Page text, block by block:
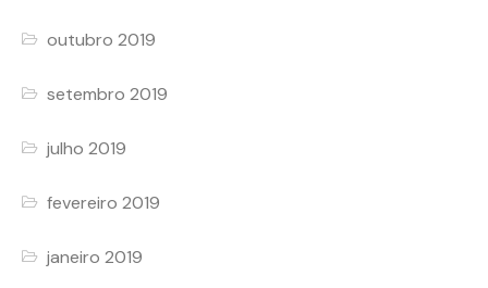
outubro 2019
setembro 2019
julho 2019
fevereiro 2019
janeiro 2019